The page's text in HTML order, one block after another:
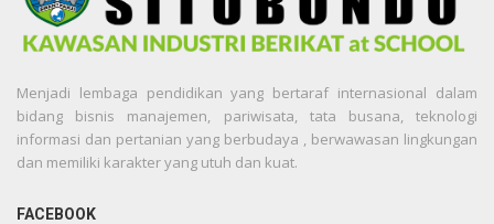
Menjadi lembaga pendidikan yang bertaraf internasional dalam
bidang bisnis manajemen, pariwisata, tata busana, teknologi
informasi dan pertanian yang berbudaya , berwawasan lingkungan
dan memiliki karakter yang utuh dan kuat.
FACEBOOK